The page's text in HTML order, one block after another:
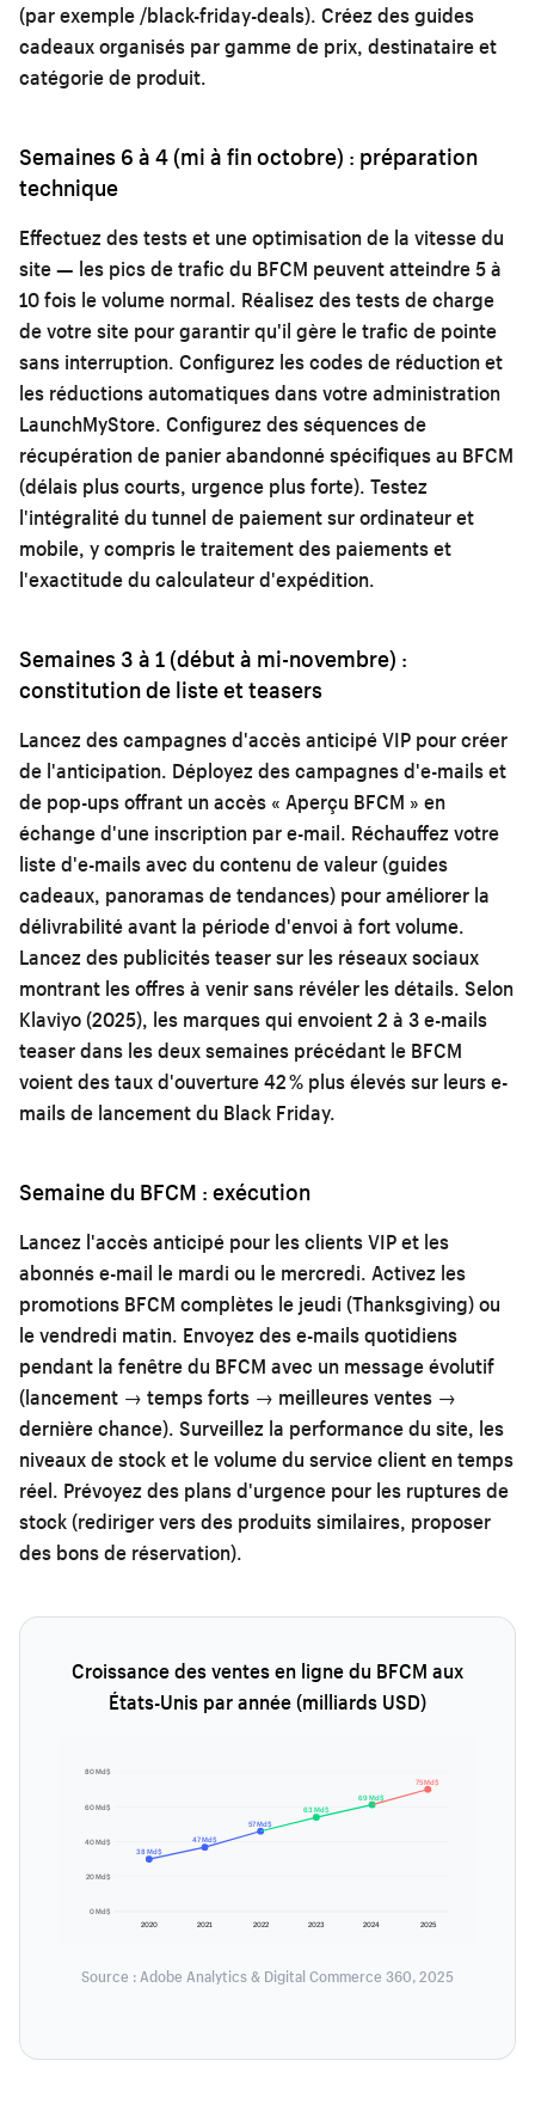
(par exemple /black-friday-deals). Créez des guides
cadeaux organisés par gamme de prix, destinataire et
catégorie de produit.
Semaines 6 à 4 (mi à fin octobre) : préparation
technique
Effectuez des tests et une optimisation de la vitesse du
site — les pics de trafic du BFCM peuvent atteindre 5 à
10 fois le volume normal. Réalisez des tests de charge
de votre site pour garantir qu'il gère le trafic de pointe
sans interruption. Configurez les codes de réduction et
les réductions automatiques dans votre administration
LaunchMyStore. Configurez des séquences de
récupération de panier abandonné spécifiques au BFCM
(délais plus courts, urgence plus forte). Testez
l'intégralité du tunnel de paiement sur ordinateur et
mobile, y compris le traitement des paiements et
l'exactitude du calculateur d'expédition.
Semaines 3 à 1 (début à mi-novembre) :
constitution de liste et teasers
Lancez des campagnes d'accès anticipé VIP pour créer
de l'anticipation. Déployez des campagnes d'e-mails et
de pop-ups offrant un accès « Aperçu BFCM » en
échange d'une inscription par e-mail. Réchauffez votre
liste d'e-mails avec du contenu de valeur (guides
cadeaux, panoramas de tendances) pour améliorer la
délivrabilité avant la période d'envoi à fort volume.
Lancez des publicités teaser sur les réseaux sociaux
montrant les offres à venir sans révéler les détails. Selon
Klaviyo (2025), les marques qui envoient 2 à 3 e-mails
teaser dans les deux semaines précédant le BFCM
voient des taux d'ouverture 42 % plus élevés sur leurs e-
mails de lancement du Black Friday.
Semaine du BFCM : exécution
Lancez l'accès anticipé pour les clients VIP et les
abonnés e-mail le mardi ou le mercredi. Activez les
promotions BFCM complètes le jeudi (Thanksgiving) ou
le vendredi matin. Envoyez des e-mails quotidiens
pendant la fenêtre du BFCM avec un message évolutif
(lancement → temps forts → meilleures ventes →
dernière chance). Surveillez la performance du site, les
niveaux de stock et le volume du service client en temps
réel. Prévoyez des plans d'urgence pour les ruptures de
stock (rediriger vers des produits similaires, proposer
des bons de réservation).
Croissance des ventes en ligne du BFCM aux
États-Unis par année (milliards USD)
0 Md$
20 Md$
40 Md$
60 Md$
80 Md$
38 Md$
47 Md$
57 Md$
63 Md$
69 Md$
75 Md$
2020 2021 2022 2023 2024 2025
Source : Adobe Analytics & Digital Commerce 360, 2025